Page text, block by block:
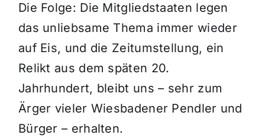
Die Folge: Die Mitgliedstaaten legen
das unliebsame Thema immer wieder
auf Eis, und die Zeitumstellung, ein
Relikt aus dem späten 20.
Jahrhundert, bleibt uns – sehr zum
Ärger vieler Wiesbadener Pendler und
Bürger – erhalten.